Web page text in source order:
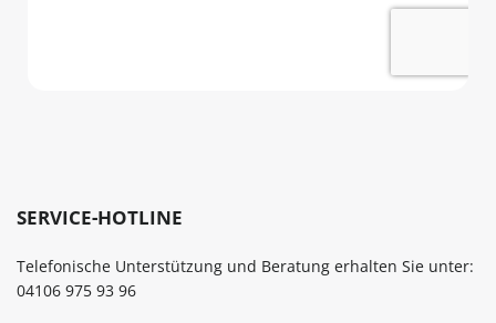
SERVICE-HOTLINE
Telefonische Unterstützung und Beratung erhalten Sie unter:
04106 975 93 96